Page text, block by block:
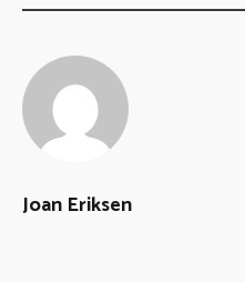
Joan Eriksen